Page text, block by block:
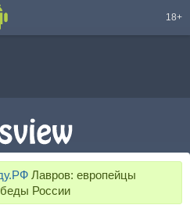
18+
Лавров: европейцы
беды России